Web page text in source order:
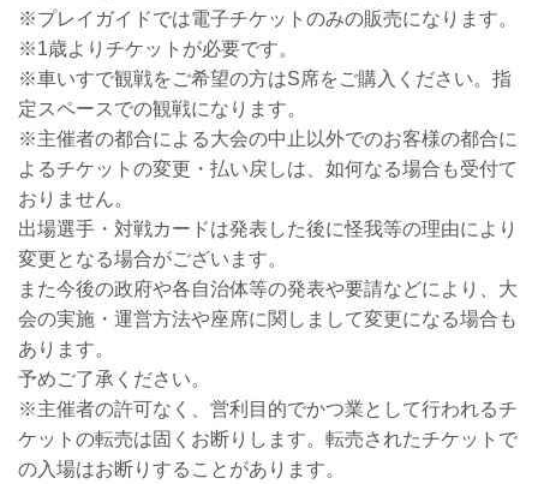
※プレイガイドでは電子チケットのみの販売になります。
※1歳よりチケットが必要です。
※車いすで観戦をご希望の方はS席をご購入ください。指
定スペースでの観戦になります。
※主催者の都合による大会の中止以外でのお客様の都合に
よるチケットの変更・払い戻しは、如何なる場合も受付て
おりません。
出場選手・対戦カードは発表した後に怪我等の理由により
変更となる場合がございます。
また今後の政府や各自治体等の発表や要請などにより、大
会の実施・運営方法や座席に関しまして変更になる場合も
あります。
予めご了承ください。
※主催者の許可なく、営利目的でかつ業として行われるチ
ケットの転売は固くお断りします。転売されたチケットで
の入場はお断りすることがあります。